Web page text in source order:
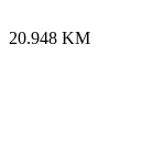
20.948 KM